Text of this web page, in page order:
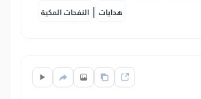
النفحات المكية | هدايات